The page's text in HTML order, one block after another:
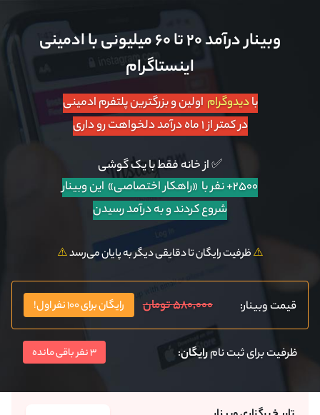
وبینار درآمد ۲۰ تا ۶۰ میلیونی با ادمینی
اینستاگرام
بادیدوگرام اولین و بزرگترین پلتفرم ادمینی
در کمتر از ۱ ماه درآمد دلخواهت رو داری
✅ از خانه فقط با یک گوشی
۲۵۰۰+ نفر با «راهکار اختصاصی»
این وبینار
شروع کردند و به درآمد رسیدن
⚠️ظرفیت رایگان تا دقایقی دیگر به پایان می‌رسد⚠️
قیمت وبینار: ۵۸۰,۰۰۰ تومان رایگان برای ۱۰۰ نفر اول!
ظرفیت برای ثبت نامرایگان: 3 نفر باقی مانده